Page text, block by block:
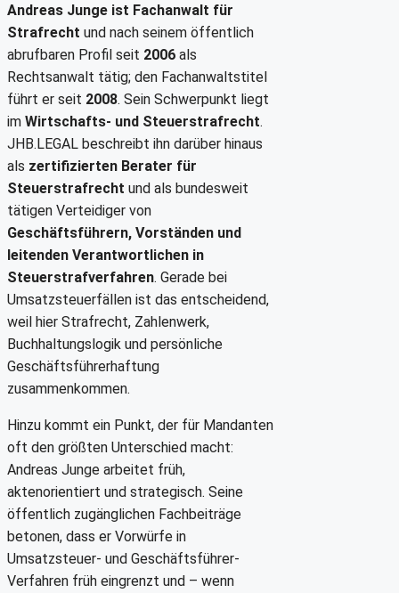
Andreas Junge ist Fachanwalt für
Strafrecht und nach seinem öffentlich
abrufbaren Profil seit 2006 als
Rechtsanwalt tätig; den Fachanwaltstitel
führt er seit 2008. Sein Schwerpunkt liegt
im Wirtschafts- und Steuerstrafrecht.
JHB.LEGAL beschreibt ihn darüber hinaus
als zertifizierten Berater für
Steuerstrafrecht und als bundesweit
tätigen Verteidiger von
Geschäftsführern, Vorständen und
leitenden Verantwortlichen in
Steuerstrafverfahren. Gerade bei
Umsatzsteuerfällen ist das entscheidend,
weil hier Strafrecht, Zahlenwerk,
Buchhaltungslogik und persönliche
Geschäftsführerhaftung
zusammenkommen.
Hinzu kommt ein Punkt, der für Mandanten
oft den größten Unterschied macht:
Andreas Junge arbeitet früh,
aktenorientiert und strategisch. Seine
öffentlich zugänglichen Fachbeiträge
betonen, dass er Vorwürfe in
Umsatzsteuer- und Geschäftsführer-
Verfahren früh eingrenzt und – wenn